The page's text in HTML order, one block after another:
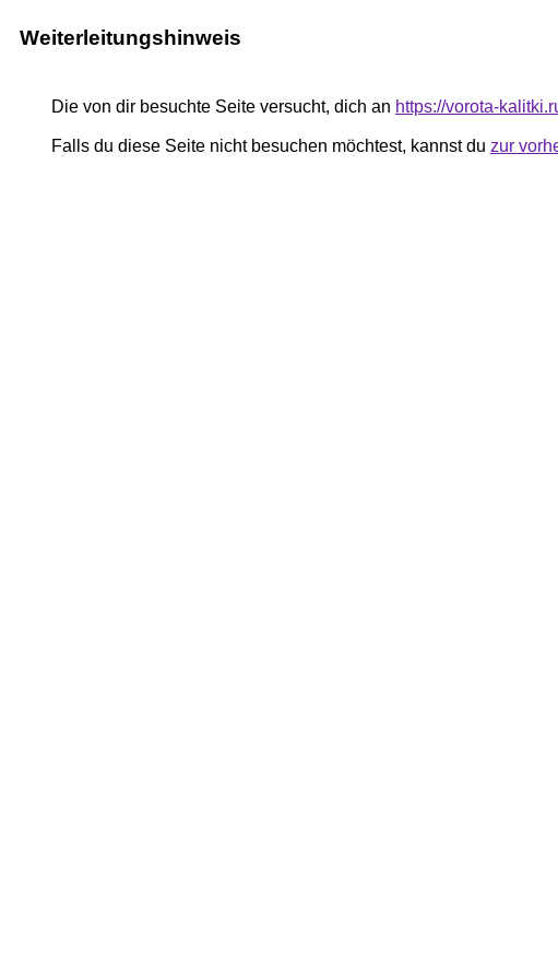
Weiterleitungshinweis
Die von dir besuchte Seite versucht, dich an https://vorota-
Falls du diese Seite nicht besuchen möchtest, kannst du zur